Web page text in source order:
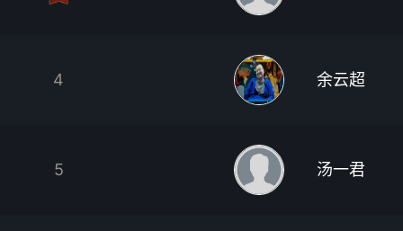
4 余云超
5 汤一君